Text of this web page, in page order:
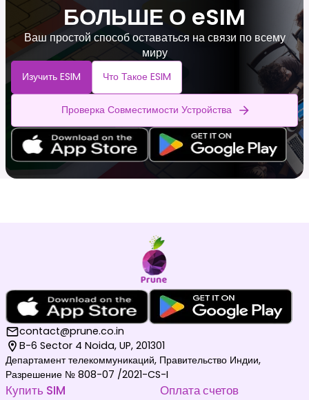
БОЛЬШЕ О eSIM
Ваш простой способ оставаться на связи по всему
миру
Изучить ESIM Что Такое ESIM
Проверка Совместимости Устройства
contact@prune.co.in
B-6 Sector 4 Noida, UP, 201301
Департамент телекоммуникаций, Правительство Индии,
Разрешение № 808-07 /2021-CS-I
Купить SIM Оплата счетов